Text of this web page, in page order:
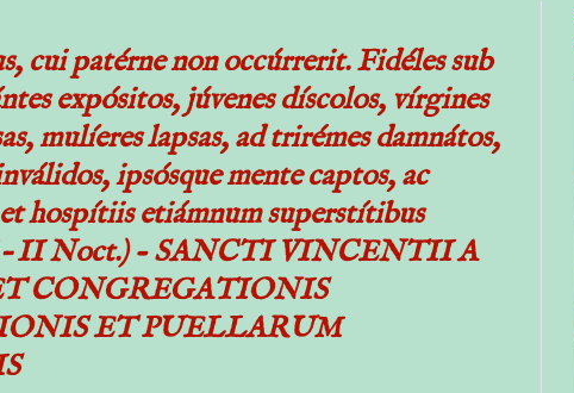
cui patérne non occúrrerit. Fidéles sub
expósitos, júvenes díscolos, vírgines
mulíeres lapsas, ad trirémes damnátos,
ipsósque mente captos, ac
hospítiis etiámnum superstítibus
– II Noct.) - SANCTI VINCENTII A
CONGREGATIONIS
ET PUELLARUM